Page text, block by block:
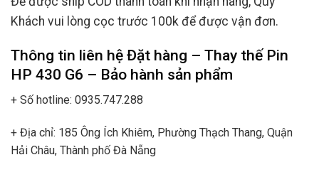
Khách vui lòng cọc trước 100k để được vận đơn.
Thông tin liên hệ Đặt hàng – Thay thế Pin
HP 430 G6 – Bảo hành sản phẩm
+ Số hotline: 0935.747.288
+ Địa chỉ: 185 Ông Ích Khiêm, Phường Thạch Thang, Quận
Hải Châu, Thành phố Đà Nẵng